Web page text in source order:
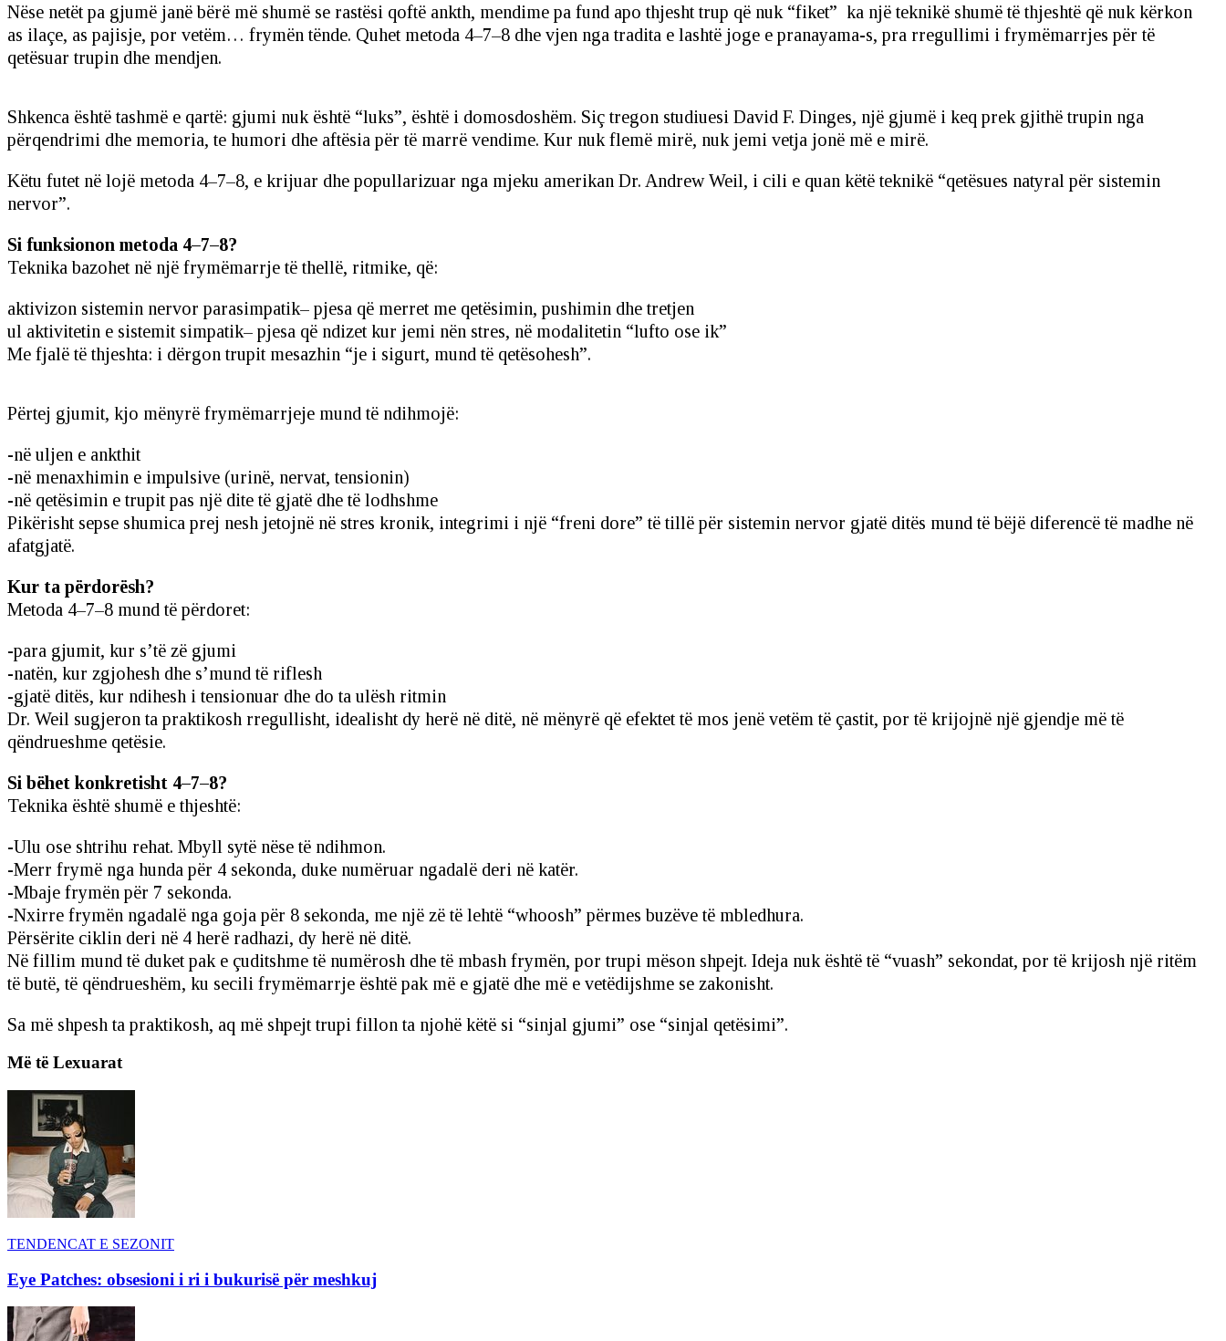
Nëse netët pa gjumë janë bërë më shumë se rastësi qoftë ankth, mendime pa fund apo thjesht trup që nuk “fiket” ka një teknikë shumë të thjeshtë që nuk kërkon
as ilaçe, as pajisje, por vetëm… frymën tënde. Quhet metoda 4–7–8 dhe vjen nga tradita e lashtë joge e pranayama-s, pra rregullimi i frymëmarrjes për të
qetësuar trupin dhe mendjen.
Shkenca është tashmë e qartë: gjumi nuk është “luks”, është i domosdoshëm. Siç tregon studiuesi David F. Dinges, një gjumë i keq prek gjithë trupin nga
përqendrimi dhe memoria, te humori dhe aftësia për të marrë vendime. Kur nuk flemë mirë, nuk jemi vetja jonë më e mirë.
Këtu futet në lojë metoda 4–7–8, e krijuar dhe popullarizuar nga mjeku amerikan Dr. Andrew Weil, i cili e quan këtë teknikë “qetësues natyral për sistemin
nervor”.
Si funksionon metoda 4–7–8?
Teknika bazohet në një frymëmarrje të thellë, ritmike, që:
aktivizon sistemin nervor parasimpatik– pjesa që merret me qetësimin, pushimin dhe tretjen
ul aktivitetin e sistemit simpatik– pjesa që ndizet kur jemi nën stres, në modalitetin “lufto ose ik”
Me fjalë të thjeshta: i dërgon trupit mesazhin “je i sigurt, mund të qetësohesh”.
Përtej gjumit, kjo mënyrë frymëmarrjeje mund të ndihmojë:
-në uljen e ankthit
-në menaxhimin e impulsive (urinë, nervat, tensionin)
-në qetësimin e trupit pas një dite të gjatë dhe të lodhshme
Pikërisht sepse shumica prej nesh jetojnë në stres kronik, integrimi i një “freni dore” të tillë për sistemin nervor gjatë ditës mund të bëjë diferencë të madhe në
afatgjatë.
Kur ta përdorësh?
Metoda 4–7–8 mund të përdoret:
-para gjumit, kur s’të zë gjumi
-natën, kur zgjohesh dhe s’mund të riflesh
-gjatë ditës, kur ndihesh i tensionuar dhe do ta ulësh ritmin
Dr. Weil sugjeron ta praktikosh rregullisht, idealisht dy herë në ditë, në mënyrë që efektet të mos jenë vetëm të çastit, por të krijojnë një gjendje më të
qëndrueshme qetësie.
Si bëhet konkretisht 4–7–8?
Teknika është shumë e thjeshtë:
-Ulu ose shtrihu rehat. Mbyll sytë nëse të ndihmon.
-Merr frymë nga hunda për 4 sekonda, duke numëruar ngadalë deri në katër.
-Mbaje frymën për 7 sekonda.
-Nxirre frymën ngadalë nga goja për 8 sekonda, me një zë të lehtë “whoosh” përmes buzëve të mbledhura.
Përsërite ciklin deri në 4 herë radhazi, dy herë në ditë.
Në fillim mund të duket pak e çuditshme të numërosh dhe të mbash frymën, por trupi mëson shpejt. Ideja nuk është të “vuash” sekondat, por të krijosh një ritëm
të butë, të qëndrueshëm, ku secili frymëmarrje është pak më e gjatë dhe më e vetëdijshme se zakonisht.
Sa më shpesh ta praktikosh, aq më shpejt trupi fillon ta njohë këtë si “sinjal gjumi” ose “sinjal qetësimi”.
Më të Lexuarat
TENDENCAT E SEZONIT
Eye Patches: obsesioni i ri i bukurisë për meshkuj